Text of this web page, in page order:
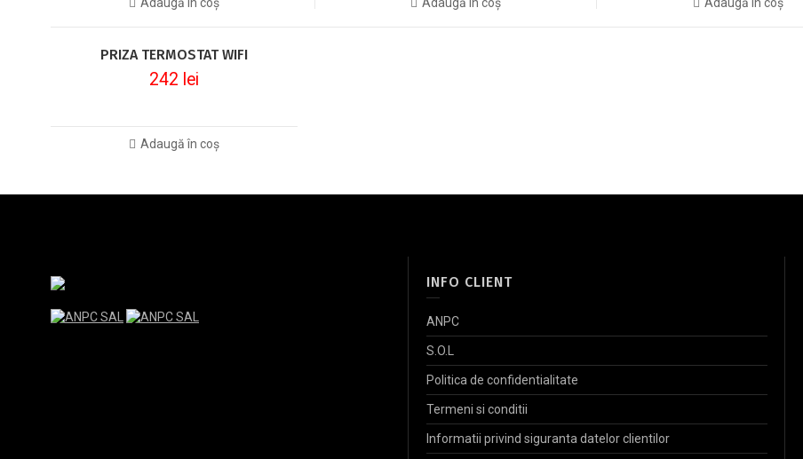
Adaugă în coș Adaugă în coș Adaugă în coș
PRIZA TERMOSTAT WIFI
242 lei
Adaugă în coș
INFO CLIENT
ANPC
S.O.L
Politica de confidentialitate
Termeni si conditii
Informatii privind siguranta datelor clientilor